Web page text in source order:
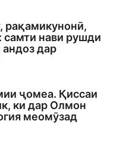
самти нави рушди
дар
ҷомеа. Қиссаи
ки дар Олмон
меомӯзад